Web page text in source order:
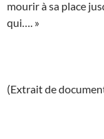
mourir à sa place
qui…. »
(Extrait de